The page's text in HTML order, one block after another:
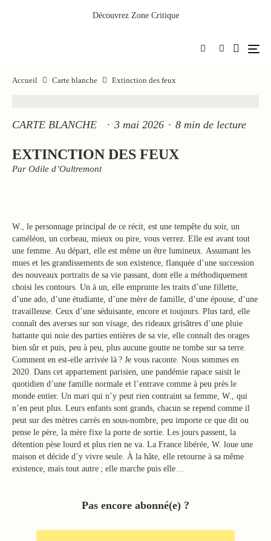
Découvrez Zone Critique
Accueil Carte blanche Extinction des feux
CARTE BLANCHE · 3 mai 2026 · 8 min de lecture
EXTINCTION DES FEUX
Par Odile d’Oultremont
W., le personnage principal de ce récit, est une tempête du soir, un
caméléon, un corbeau, mieux ou pire, vous verrez. Elle est avant tout
une femme. Au départ, elle est même un être lumineux. Assumant les
mues et les grandissements de son existence, flanquée d’une succession
des nouveaux portraits de sa vie passant, dont elle a méthodiquement
choisi les contours. Un à un, elle emprunte les traits d’une fillette,
d’une ado, d’une étudiante, d’une mère de famille, d’une épouse, d’une
travailleuse. Ceux d’une séduisante, encore et toujours. Plus tard, elle
connaît des averses sur son visage, des rideaux grisâtres d’une pluie
battante qui noie des parties entières de sa vie, elle connaît des orages
bien sûr et puis, peu à peu, plus aucune goutte ne tombe sur sa terre.
Comment en est-elle arrivée là ? Je vous raconte. Nous sommes en
2020. Dans cet appartement parisien, une pandémie rapace saisit le
quotidien d’une famille normale et l’entrave comme à peu près le
monde entier. Un mari qui n’y peut rien contraint sa femme, W., qui
n’en peut plus. Leurs enfants sont grands, chacun se repend comme il
peut sur des mètres carrés en sous-nombre, peu importe ce que dit ou
pense le père, la mère fixe la porte de sortie. Les jours passent, la
détention pèse lourd et plus rien ne va. La France libérée, W. loue une
maison et décide d’y vivre seule. À la hâte, elle retourne à sa même
existence, mais tout autre ; elle marche puis elle…
Pas encore abonné(e) ?